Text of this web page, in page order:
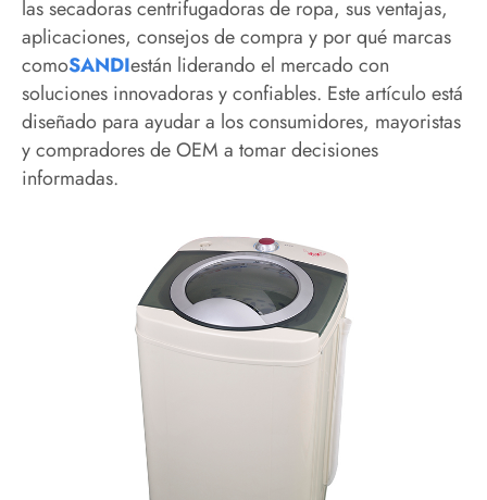
las secadoras centrifugadoras de ropa, sus ventajas,
aplicaciones, consejos de compra y por qué marcas
comoSANDIestán liderando el mercado con
soluciones innovadoras y confiables. Este artículo está
diseñado para ayudar a los consumidores, mayoristas
y compradores de OEM a tomar decisiones
informadas.